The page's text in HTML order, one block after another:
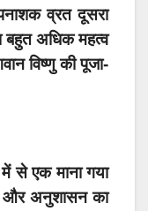
व्रत दूसरा
बहुत अधिक महत्व
विष्णु की पूजा-
से एक माना गया
और अनुशासन का